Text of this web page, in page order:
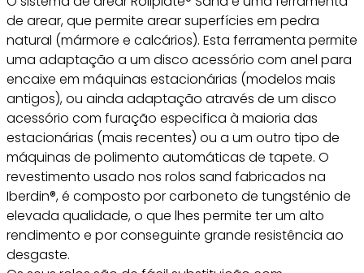
de arear, que permite arear superfícies em pedra
natural (mármore e calcários). Esta ferramenta permite
uma adaptação a um disco acessório com anel para
encaixe em máquinas estacionárias (modelos mais
antigos), ou ainda adaptação através de um disco
acessório com furação especifica à maioria das
estacionárias (mais recentes) ou a um outro tipo de
máquinas de polimento automáticas de tapete. O
revestimento usado nos rolos sand fabricados na
Iberdin®, é composto por carboneto de tungsténio de
elevada qualidade, o que lhes permite ter um alto
rendimento e por conseguinte grande resistência ao
desgaste.